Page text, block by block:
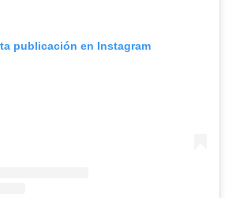
publicación en Instagram